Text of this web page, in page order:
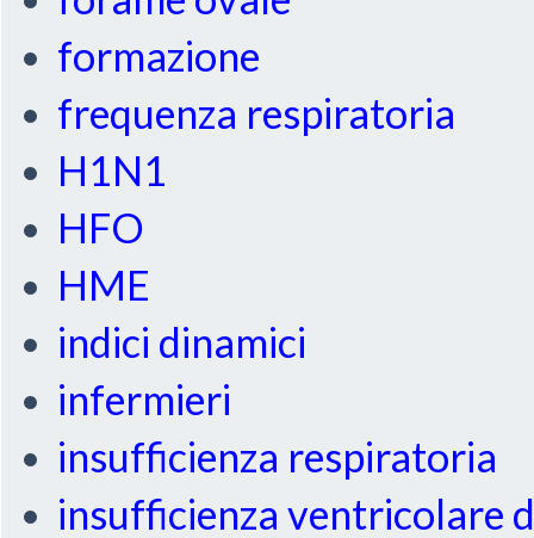
formazione
frequenza respiratoria
H1N1
HFO
HME
indici dinamici
infermieri
insufficienza respiratoria
insufficienza ventricolare